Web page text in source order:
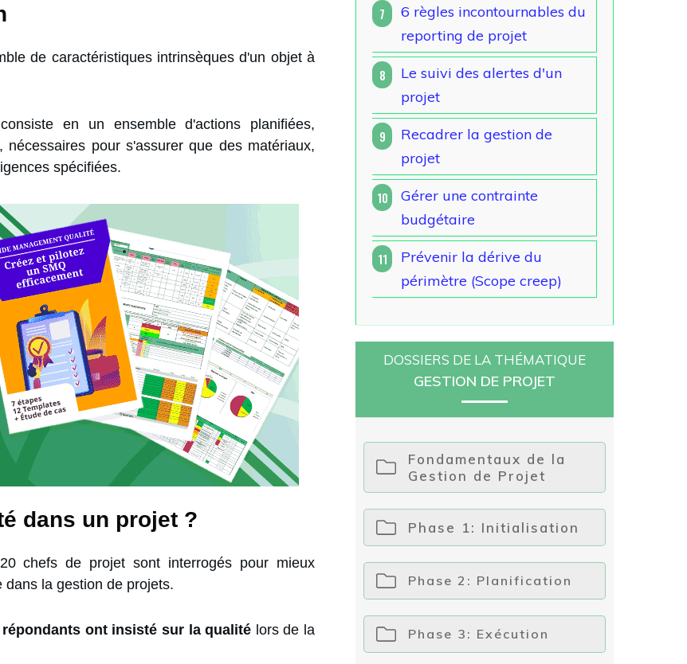
de caractéristiques intrinsèques d'un objet à
en un ensemble d'actions planifiées,
pour s'assurer que des matériaux,
spécifiées.
dans un projet ?
chefs de projet sont interrogés pour mieux
la gestion de projets.
répondants ont insisté sur la qualité lors de la
7
6 règles incontournables du
reporting de projet
8
Le suivi des alertes d'un
projet
9
Recadrer la gestion de
projet
10
Gérer une contrainte
budgétaire
11
Prévenir la dérive du
périmètre (Scope creep)
DOSSIERS DE LA THÉMATIQUE
GESTION DE PROJET
Fondamentaux de la
Gestion de Projet
Phase 1: Initialisation
Phase 2: Planification
Phase 3: Exécution